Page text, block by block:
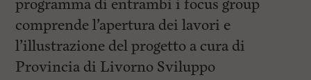
programma di entrambi i focus group
comprende l’apertura dei lavori e
l’illustrazione del progetto a cura di
Provincia di Livorno Sviluppo